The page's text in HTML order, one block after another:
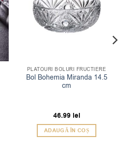
PLATOURI BOLURI FRUCTIERE
Bol Bohemia Miranda 14.5
cm
46.99 lei
ADAUGĂ ÎN COȘ